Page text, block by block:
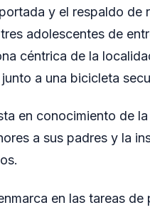
y el respaldo
adolescentes de
céntrica de la
a una bicicleta
en conocimiento de
a sus padres y la
en las tareas